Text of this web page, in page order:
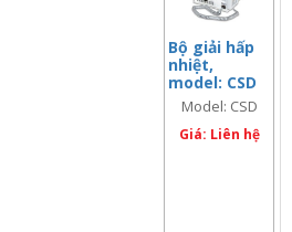
Bộ giải hấp
nhiệt,
model: CSD
9305
Model: CSD
9305
Giá: Liên hệ